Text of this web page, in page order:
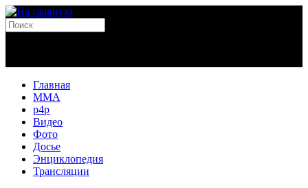
Главная
MMA
p4p
Видео
Фото
Досье
Энциклопедия
Трансляции